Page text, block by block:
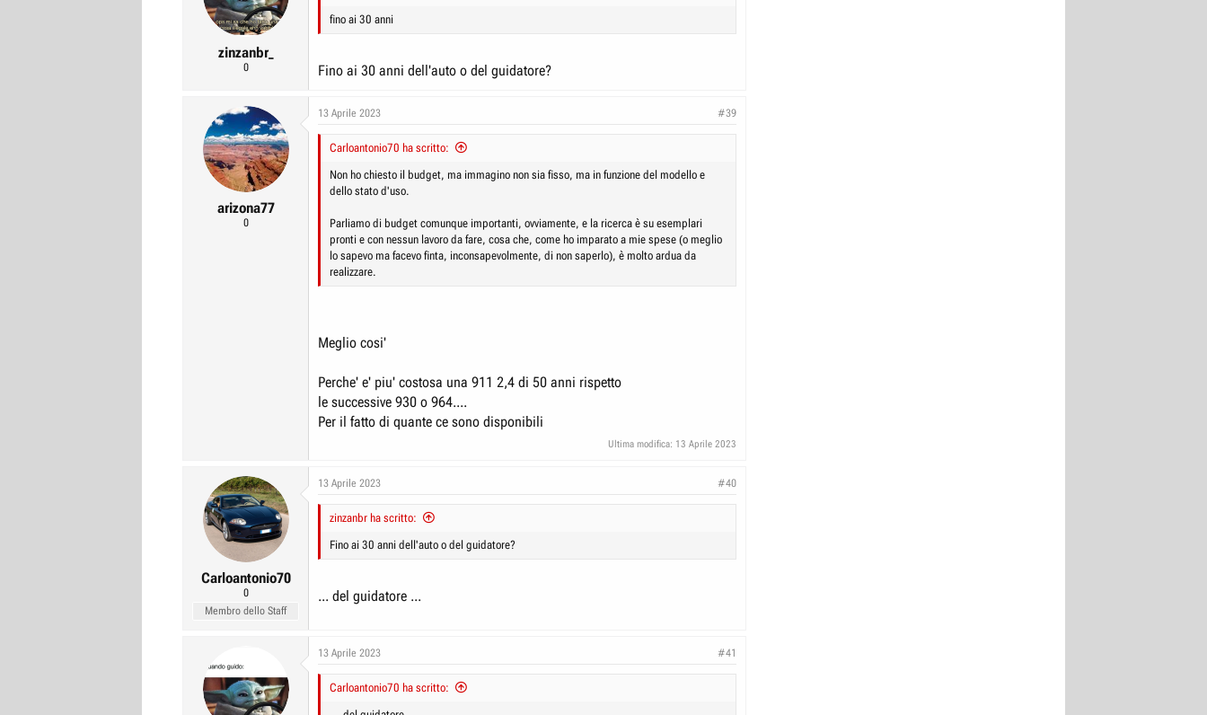
zinzanbr_
0
fino ai 30 anni
Fino ai 30 anni dell'auto o del guidatore?
arizona77
0
13 Aprile 2023 #39
Carloantonio70 ha scritto:
Non ho chiesto il budget, ma immagino non sia fisso, ma in funzione del modello e
dello stato d'uso.
Parliamo di budget comunque importanti, ovviamente, e la ricerca è su esemplari
pronti e con nessun lavoro da fare, cosa che, come ho imparato a mie spese (o meglio
lo sapevo ma facevo finta, inconsapevolmente, di non saperlo), è molto ardua da
realizzare.
Meglio cosi'
Perche' e' piu' costosa una 911 2,4 di 50 anni rispetto
le successive 930 o 964....
Per il fatto di quante ce sono disponibili
Ultima modifica: 13 Aprile 2023
Carloantonio70
0
Membro dello Staff
13 Aprile 2023 #40
zinzanbr ha scritto:
Fino ai 30 anni dell'auto o del guidatore?
... del guidatore ...
13 Aprile 2023 #41
Carloantonio70 ha scritto: